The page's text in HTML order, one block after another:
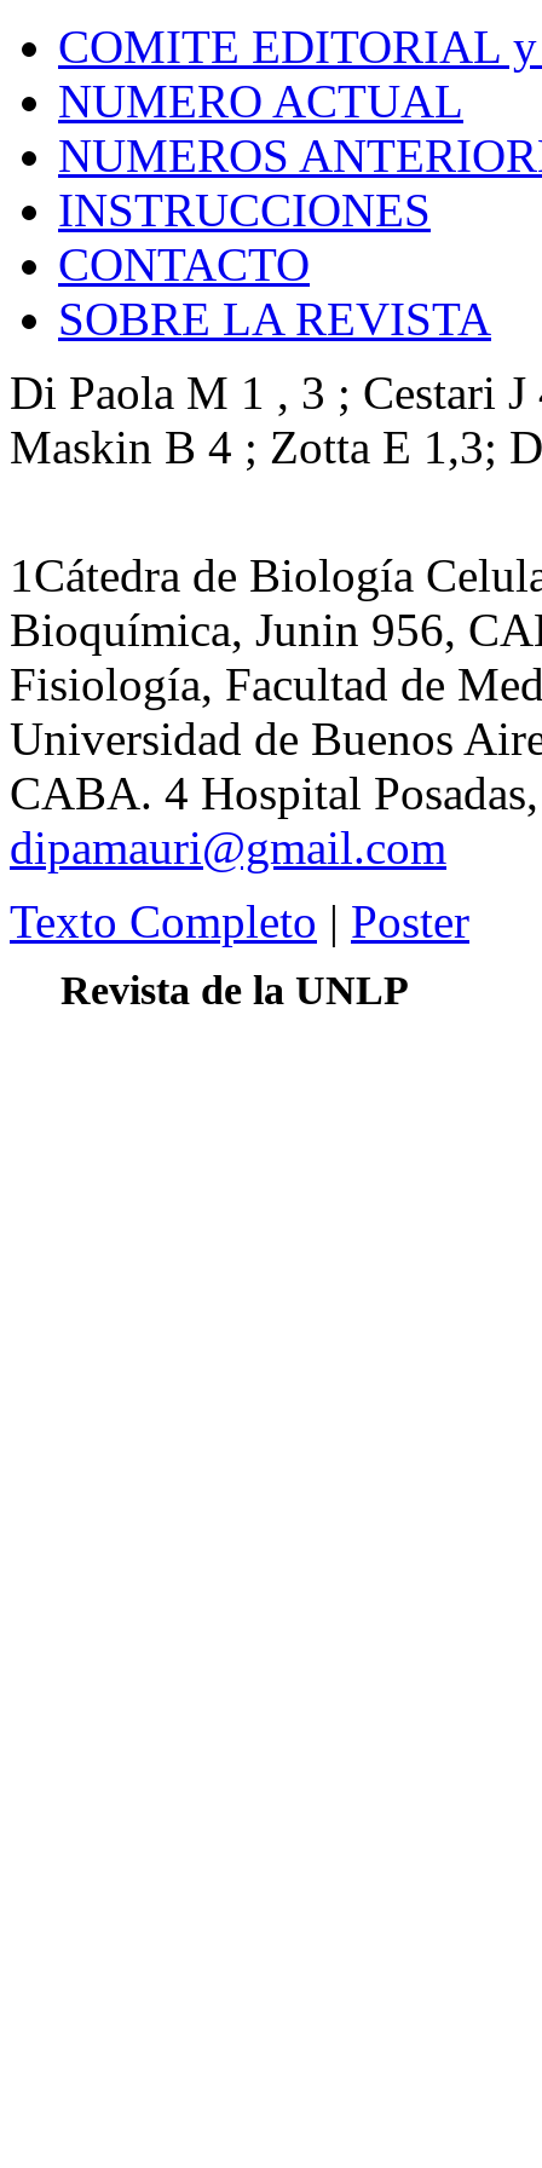
COMITE EDITORIAL
NUMERO ACTUAL
NUMEROS
INSTRUCCIONES
CONTACTO
SOBRE LA REVISTA
Di Paola M 1 , 3 ; Cestari
Maskin B 4 ; Zotta E 1,3;
1Cátedra de Biología
Bioquímica, Junin 956,
Fisiología, Facultad de
Universidad de Buenos
CABA. 4 Hospital
dipamauri@gmail.com
Texto Completo | Poster
Revista de la UNLP